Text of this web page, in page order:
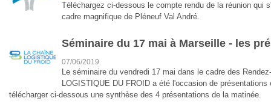
Téléchargez ci-dessous le compte rendu de la réunion qui
cadre magnifique de Pléneuf Val André.
Séminaire du 17 mai à Marseille - les
07/06/2019
Le séminaire du vendredi 17 mai dans le cadre des
LOGISTIQUE DU FROID a été l'occasion de présentations
télécharger ci-dessous une synthèse des 4 présentations de la matinée.